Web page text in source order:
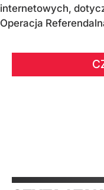
internetowych,
Operacja